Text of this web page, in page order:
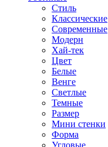
Стиль
Классические
Современные
Модерн
Хай-тек
Цвет
Белые
Венге
Светлые
Темные
Размер
Мини стенки
Форма
Угловые